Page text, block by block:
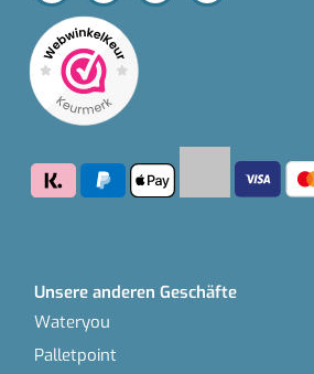
Unsere anderen Geschäfte
Wateryou
Palletpoint